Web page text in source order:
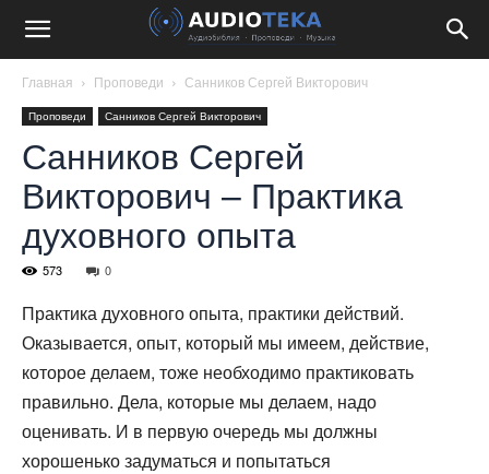
Главная Проповеди Санников Сергей Викторович
Проповеди Санников Сергей Викторович
Санников Сергей
Викторович – Практика
духовного опыта
573 0
Практика духовного опыта, практики действий.
Оказывается, опыт, который мы имеем, действие,
которое делаем, тоже необходимо практиковать
правильно. Дела, которые мы делаем, надо
оценивать. И в первую очередь мы должны
хорошенько задуматься и попытаться